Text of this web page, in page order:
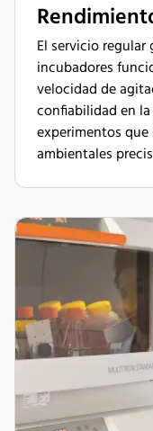
El servicio
incubadores
velocidad de
confiabilidad en
experimentos
ambientales